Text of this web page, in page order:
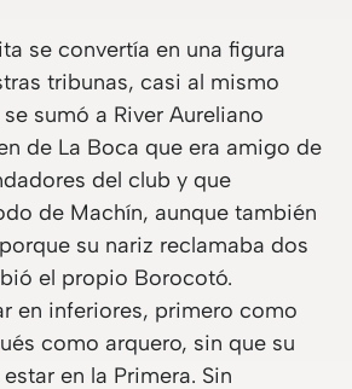
se convertía en una figura
tribunas, casi al mismo
sumó a River Aureliano
de La Boca que era amigo de
del club y que
de Machín, aunque también
su nariz reclamaba dos
el propio Borocotó.
en inferiores, primero como
como arquero, sin que su
en la Primera. Sin